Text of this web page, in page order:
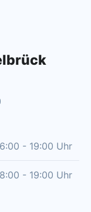
6:00 - 19:00 Uhr
8:00 - 19:00 Uhr